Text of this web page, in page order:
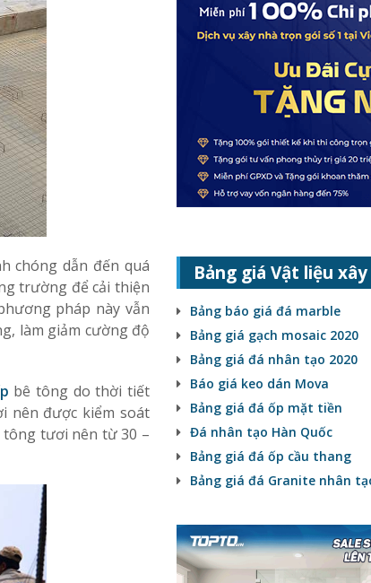
chóng dẫn đến quá
trường để cải thiện
pháp này vẫn
làm giảm cường độ
bê tông do thời tiết
nên được kiểm soát
tông tươi nên từ 30 –
Bảng giá Vật liệu
Bảng báo giá đá marble
Bảng giá gạch mosaic 2020
Bảng giá đá nhân tạo 2020
Báo giá keo dán Mova
Bảng giá đá ốp mặt tiền
Đá nhân tạo Hàn Quốc
Bảng giá đá ốp cầu thang
Bảng giá đá Granite nhân